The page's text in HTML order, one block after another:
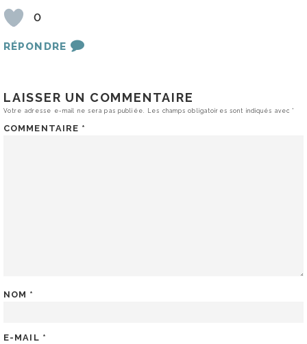
0
RÉPONDRE
LAISSER UN COMMENTAIRE
Votre adresse e-mail ne sera pas publiée. Les champs obligatoires sont indiqués avec*
COMMENTAIRE *
NOM *
E-MAIL *